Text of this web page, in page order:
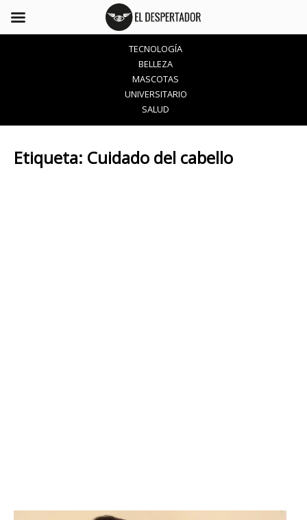
TECNOLOGÍA
BELLEZA
MASCOTAS
UNIVERSITARIO
SALUD
Etiqueta: Cuidado del cabello